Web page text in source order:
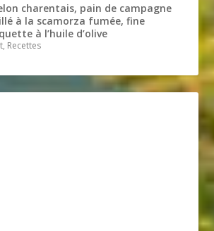
charentais, pain de campagne
à la scamorza fumée, fine
à l’huile d’olive
Recettes